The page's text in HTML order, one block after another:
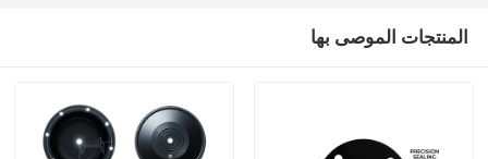
المنتجات الموصى بها